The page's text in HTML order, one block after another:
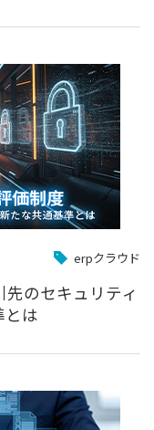
erpクラウド
先のセキュリティ
とは